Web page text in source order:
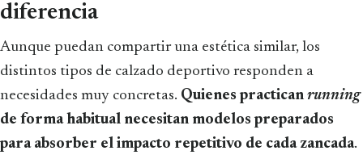
diferencia
Aunque puedan compartir una estética similar, los
distintos tipos de calzado deportivo responden a
necesidades muy concretas. Quienes practican running
de forma habitual necesitan modelos preparados
para absorber el impacto repetitivo de cada zancada.